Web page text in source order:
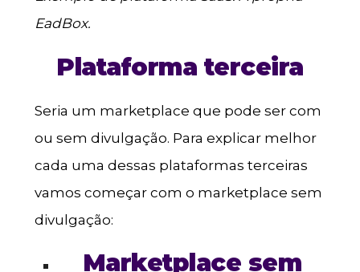
EadBox.
Plataforma terceira
Seria um marketplace que pode ser com
ou sem divulgação. Para explicar melhor
cada uma dessas plataformas terceiras
vamos começar com o marketplace sem
divulgação:
Marketplace sem